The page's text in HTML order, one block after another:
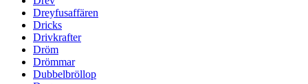
Dreyfusaffären
Dricks
Drivkrafter
Dröm
Drömmar
Dubbelbröllop